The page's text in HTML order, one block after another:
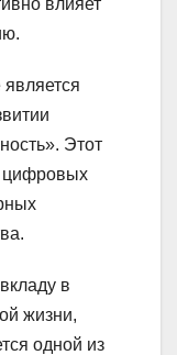
Этот
цифровых
в
жизни,
одной из